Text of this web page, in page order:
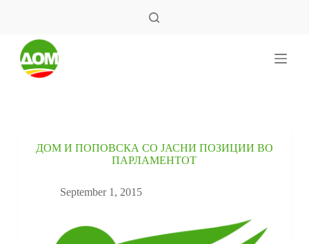
ДОМ И ПОПОВСКА СО ЈАСНИ ПОЗИЦИИ ВО
ПАРЛАМЕНТОТ
September 1, 2015